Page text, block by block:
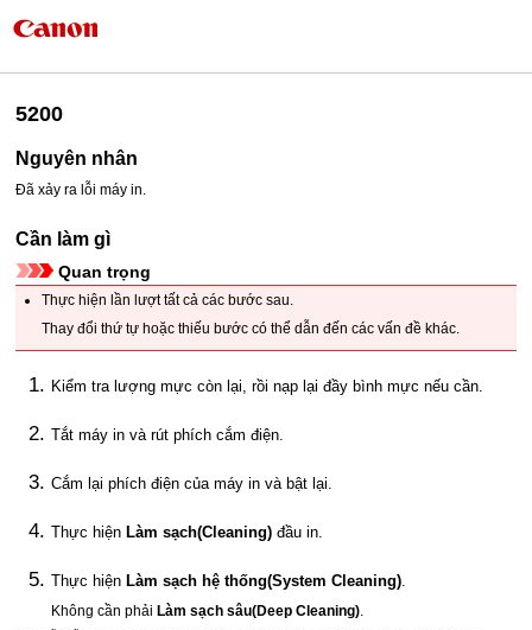
5200
Nguyên nhân
Đã xảy ra lỗi máy in.
Cần làm gì
Quan trọng
Thực hiện lần lượt tất cả các bước sau.
Thay đổi thứ tự hoặc thiếu bước có thể dẫn đến các vấn đề khác.
Kiểm tra lượng mực còn lại, rồi nạp lại đầy bình mực nếu cần.
Tắtmáy in và rút phích cắm điện.
Cắm lại phích điện củamáy in và bật lại.
Thực hiện Làm sạch(Cleaning) đầu in
Thực hiệnLàm sạch hệ thống(System Cleaning)
Không cần phải Làm sạch sâu(Deep Cleaning)